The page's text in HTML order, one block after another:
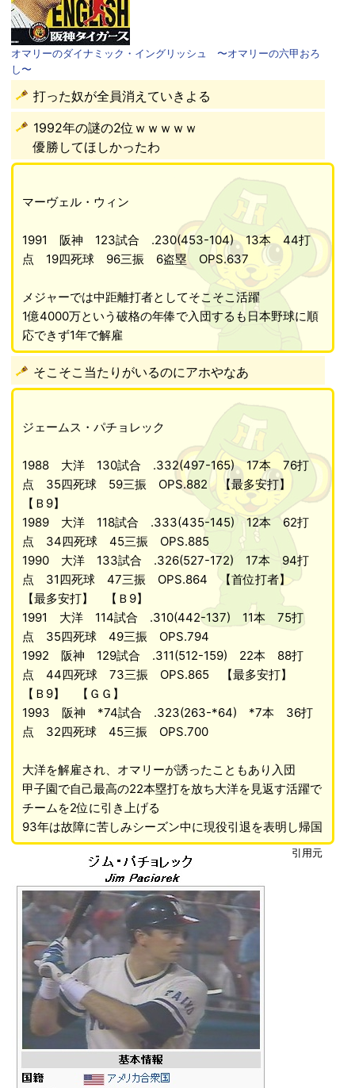
オマリーのダイナミック・イングリッシュ 〜オマリーの六甲おろ
し〜
打った奴が全員消えていきよる
1992年の謎の2位ｗｗｗｗｗ
優勝してほしかったわ
マーヴェル・ウィン
1991 阪神 123試合 .230(453-104) 13本 44打
点 19四死球 96三振 6盗塁 OPS.637
メジャーでは中距離打者としてそこそこ活躍
1億4000万という破格の年俸で入団するも日本野球に順
応できず1年で解雇
そこそこ当たりがいるのにアホやなあ
ジェームス・パチョレック
1988 大洋 130試合 .332(497-165) 17本 76打
点 35四死球 59三振 OPS.882 【最多安打】
【Ｂ9】
1989 大洋 118試合 .333(435-145) 12本 62打
点 34四死球 45三振 OPS.885
1990 大洋 133試合 .326(527-172) 17本 94打
点 31四死球 47三振 OPS.864 【首位打者】
【最多安打】 【Ｂ9】
1991 大洋 114試合 .310(442-137) 11本 75打
点 35四死球 49三振 OPS.794
1992 阪神 129試合 .311(512-159) 22本 88打
点 44四死球 73三振 OPS.865 【最多安打】
【Ｂ9】 【ＧＧ】
1993 阪神 *74試合 .323(263-*64) *7本 36打
点 32四死球 45三振 OPS.700
大洋を解雇され、オマリーが誘ったこともあり入団
甲子園で自己最高の22本塁打を放ち大洋を見返す活躍で
チームを2位に引き上げる
93年は故障に苦しみシーズン中に現役引退を表明し帰国
引用元